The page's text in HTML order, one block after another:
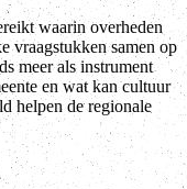
waarin overheden
vraagstukken samen op
meer als instrument
en wat kan cultuur
helpen de regionale